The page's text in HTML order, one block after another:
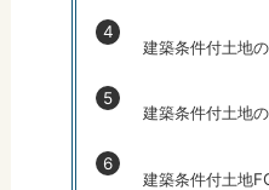
建築条件付土地
建築条件付土地
建築条件付土地